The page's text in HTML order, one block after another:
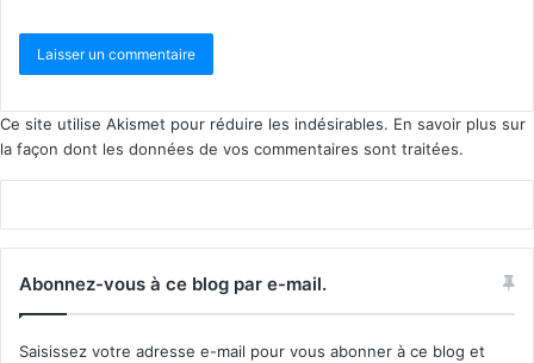
Ce site utilise Akismet pour réduire les indésirables. En savoir plus sur
la façon dont les données de vos commentaires sont traitées.
Abonnez-vous à ce blog par e-mail.
Saisissez votre adresse e-mail pour vous abonner à ce blog et